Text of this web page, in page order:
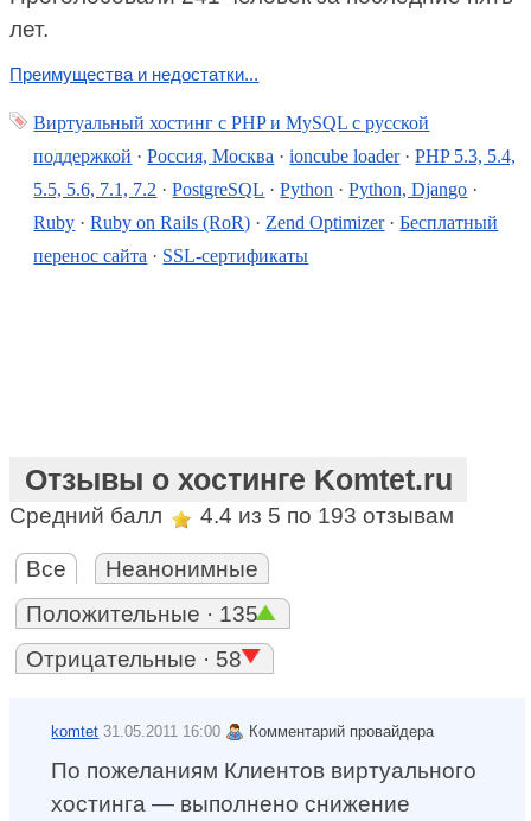
лет.
Преимущества и недостатки...
Виртуальный хостинг c PHP и MySQL с русской
поддержкой ·Россия, Москва ·ioncube loader·PHP 5.3, 5.4,
5.5, 5.6, 7.1, 7.2 ·PostgreSQL ·Python ·Python, Django ·
Ruby ·Ruby on Rails (RoR) ·Zend Optimizer·Бесплатный
перенос сайта · SSL-сертификаты
Отзывы о хостинге Komtet.ru
Средний балл 4.4 из 5 по 193 отзывам
Все
Неанонимные
Положительные · 135
Отрицательные · 58
komtet 31.05.2011 16:00 Комментарий провайдера
По пожеланиям Клиентов виртуального
хостинга — выполнено снижение